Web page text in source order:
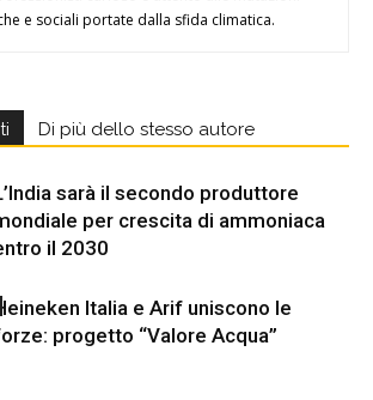
e sociali portate dalla sfida climatica.
Di più dello stesso autore
sarà il secondo produttore
per crescita di ammoniaca
il 2030
Italia e Arif uniscono le
progetto “Valore Acqua”